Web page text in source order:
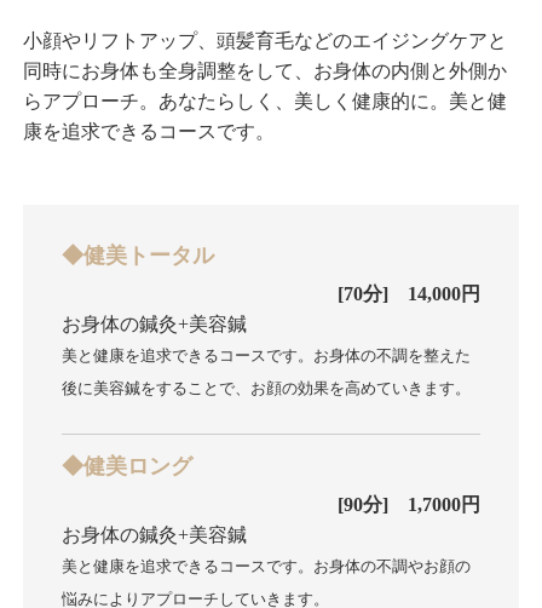
小顔やリフトアップ、頭髪育毛などのエイジングケアと
同時にお身体も全身調整をして、お身体の内側と外側か
らアプローチ。あなたらしく、美しく健康的に。美と健
康を追求できるコースです。
◆健美トータル
[70分] 14,000円
お身体の鍼灸+美容鍼
美と健康を追求できるコースです。お身体の不調を整えた
後に美容鍼をすることで、お顔の効果を高めていきます。
◆健美ロング
[90分] 1,7000円
お身体の鍼灸+美容鍼
美と健康を追求できるコースです。お身体の不調やお顔の
悩みによりアプローチしていきます。